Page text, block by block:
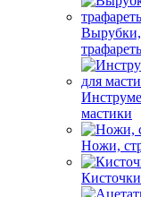
Вырубки,
мастики
Ножи,
Кисточки